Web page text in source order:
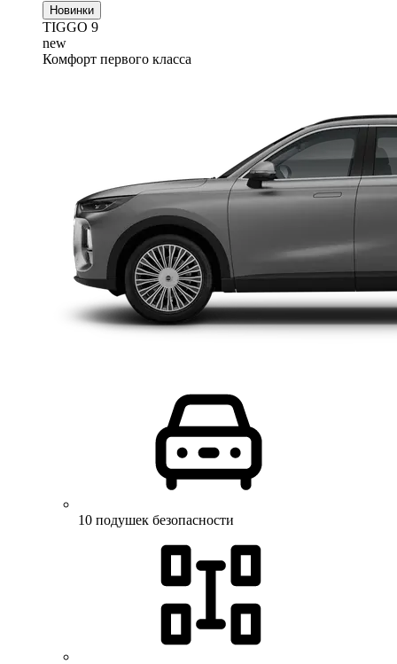
Новинки
TIGGO 9
new
Комфорт первого класса
10 подушек безопасности